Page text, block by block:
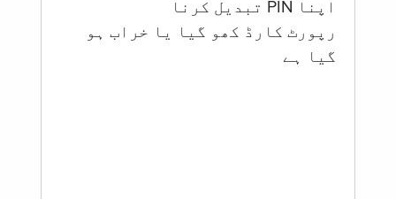
اپنا PIN تبدیل کرنا
رپورٹ کارڈ کھو گیا یا خراب ہو
گيا ہے